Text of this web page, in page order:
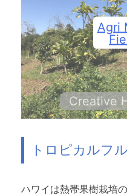
Agri
Creative
トロピカルフ
ハワイは熱帯果樹栽培